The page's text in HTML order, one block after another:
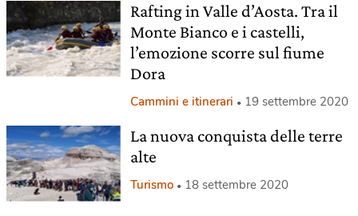
Rafting in Valle d’Aosta. Tra il
Monte Bianco e i castelli,
l’emozione scorre sul fiume
Dora
Cammini e itinerari 19 settembre 2020
La nuova conquista delle terre
alte
Turismo 18 settembre 2020